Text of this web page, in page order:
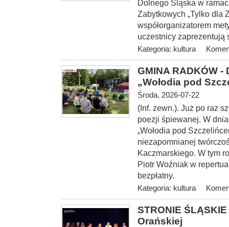
Dolnego Śląska w
Zabytkowych „Tylko dla
współorganizatorem
uczestnicy
Kategoria: kultura
GMINA RADKÓW
„Wołodia pod
Środa, 2026-07-22
(Inf. zewn.). Już po raz
poezji śpiewanej. W
„Wołodia pod
niezapomnianej
Kaczmarskiego. W tym
Piotr Woźniak w
bezpłatny.
Kategoria: kultura
STRONIE
Orańskiej